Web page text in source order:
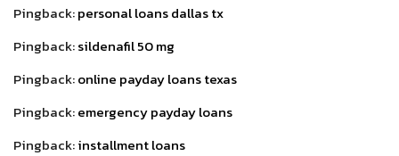
Pingback:personal loans dallas tx
Pingback:sildenafil 50 mg
Pingback:online payday loans texas
Pingback:emergency payday loans
Pingback:installment loans